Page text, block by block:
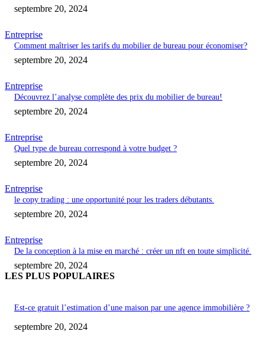
septembre 20, 2024
Entreprise
Comment maîtriser les tarifs du mobilier de bureau pour économiser?
septembre 20, 2024
Entreprise
Découvrez l’analyse complète des prix du mobilier de bureau!
septembre 20, 2024
Entreprise
Quel type de bureau correspond à votre budget ?
septembre 20, 2024
Entreprise
le copy trading : une opportunité pour les traders débutants.
septembre 20, 2024
Entreprise
De la conception à la mise en marché : créer un nft en toute simplicité.
septembre 20, 2024
LES PLUS POPULAIRES
Est-ce gratuit l’estimation d’une maison par une agence immobilière ?
septembre 20, 2024